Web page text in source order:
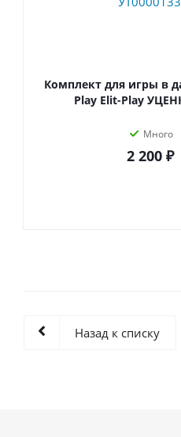
Комплект для игры в
Play Elit-Play
Много
2 200 ₽
Назад к списку